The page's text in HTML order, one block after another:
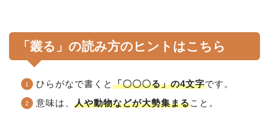
「叢る」の読み方のヒントはこちら
ひらがなで書くと 「〇〇〇る」の4文字です。
意味は、 人や動物などが大勢集まること。